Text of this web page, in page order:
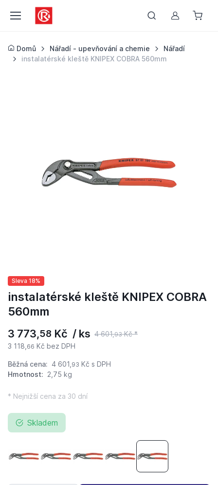
Můj účet
Domů Nářadí - upevňování a chemie
Nářadí
instalatérské kleště KNIPEX COBRA 560mm
Sleva 18%
instalatérské kleště KNIPEX COBRA
560mm
3 773,58 Kč / ks 4 601,93Kč *
3 118, 66 Kč bez DPH
Běžná cena: 4 601, 93 Kč s DPH
Hmotnost: 2,75 kg
* Nejnižší cena za 30 dní
Skladem
instalatérské kleště KNIPEX COBRA 180mm
instalatérské kleště KNIPEX COBRA 250mm
instalatérské kleště KNIPEX COBRA
instalatérské kleště KNIPEX
instalatérské kleště